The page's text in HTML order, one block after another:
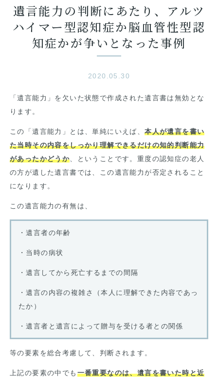
遺言能力の判断にあたり、アルツ
ハイマー型認知症か脳血管性型認
知症かが争いとなった事例
2020.05.30
「遺言能力」を欠いた状態で作成された遺言書は無効とな
ります。
この「遺言能力」とは、単純にいえば、本人が遺言を書い
た当時その内容をしっかり理解できるだけの知的判断能力
があったかどうか 、ということです。重度の認知症の老人
の方が遺した遺言書では、この遺言能力が否定されること
になります。
この遺言能力の有無は、
・遺言者の年齢
・当時の病状
・遺言してから死亡するまでの間隔
・遺言の内容の複雑さ（本人に理解できた内容であっ
たか）
・遺言者と遺言によって贈与を受ける者との関係
等の要素を総合考慮して、判断されます。
上記の要素の中でも 一番重要なのは、遺言を書いた時と近